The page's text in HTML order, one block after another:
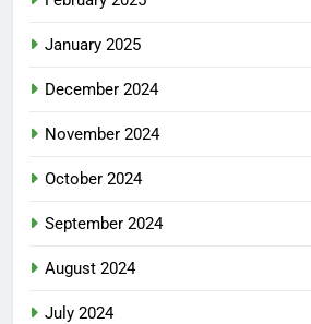
January 2025
December 2024
November 2024
October 2024
September 2024
August 2024
July 2024